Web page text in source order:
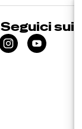
Seguici sui